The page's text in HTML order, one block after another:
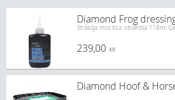
Diamond Frog
Strålolja mot bl.a. strålröta 118ml
239,00 KR
Diamond Hoof &